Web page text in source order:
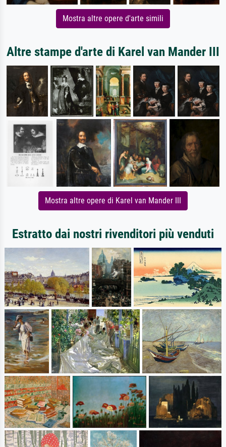
Mostra altre opere d'arte simili
Altre stampe d'arte di Karel van Mander III
Mostra altre opere di Karel van Mander III
Estratto dai nostri rivenditori più venduti